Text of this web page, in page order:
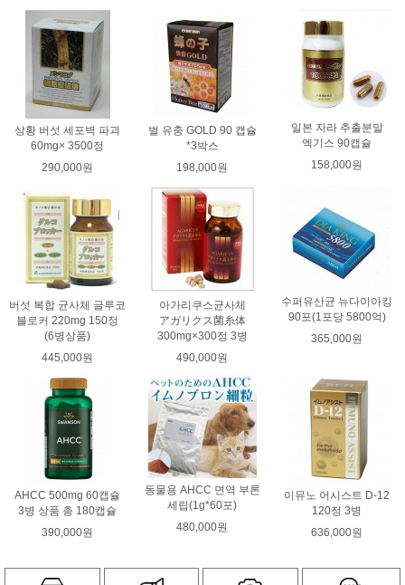
상황 버섯 세포벽 파괴
60mg× 3500정
290,000원
벌 유충 GOLD 90 캡슐
*3박스
198,000원
일본 자라 추출분말
엑기스 90캡슐
158,000원
버섯 복합 균사체 글루코
블로커 220mg 150정
(6병상품)
445,000원
아가리쿠스균사체
アガリクス菌糸体
300mg×300정 3병
490,000원
수퍼유산균 뉴다이아킹
90포(1포당 5800억)
365,000원
AHCC 500mg 60캡슐
3병 상품 총 180캡슐
390,000원
동물용 AHCC 면역 부론
세립(1g*60포)
480,000원
이뮤노 어시스트 D-12
120정 3병
636,000원